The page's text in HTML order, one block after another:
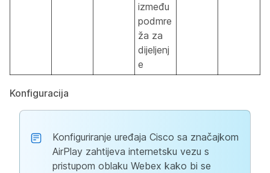
između
podmre
ža za
dijeljenj
e
Konfiguracija
Konfiguriranje uređaja Cisco sa značajkom
AirPlay zahtijeva internetsku vezu s
pristupom oblaku Webex kako bi se